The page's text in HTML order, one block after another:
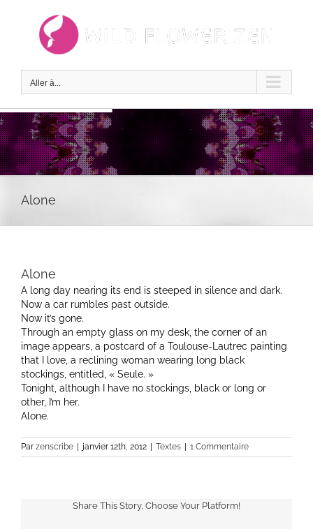
Aller à...
Alone
Alone
A long day nearing its end is steeped in silence and dark.
Now a car rumbles past outside.
Now it’s gone.
Through an empty glass on my desk, the corner of an
image appears, a postcard of a Toulouse-Lautrec painting
that I love, a reclining woman wearing long black
stockings, entitled, « Seule. »
Tonight, although I have no stockings, black or long or
other, I’m her.
Alone.
Par zenscribe janvier 12th, 2012 Textes 1 Commentaire
Share This Story, Choose Your Platform!